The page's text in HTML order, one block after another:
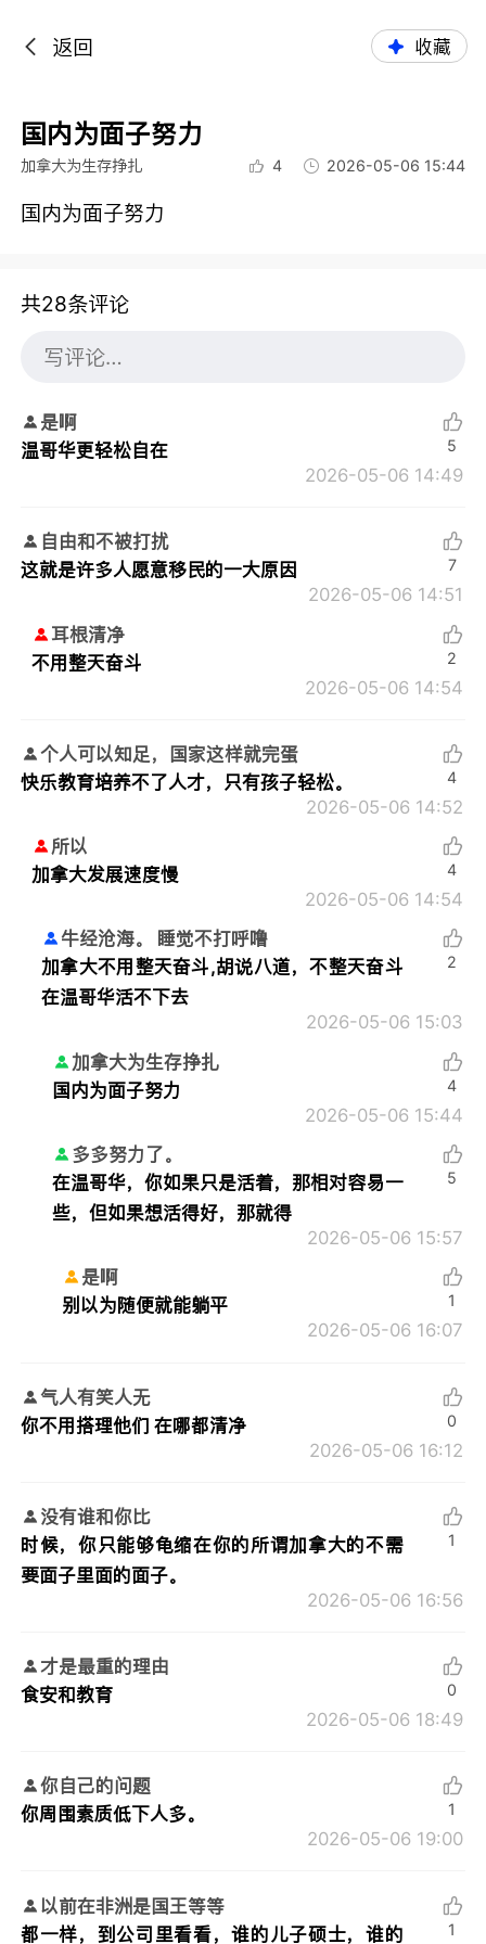
返回 收藏
国内为面子努力
加拿大为生存挣扎 4 2026-05-06 15:44
国内为面子努力
共28条评论
是啊
温哥华更轻松自在
2026-05-06 14:49
5
自由和不被打扰
这就是许多人愿意移民的一大原因
2026-05-06 14:51
7
耳根清净
不用整天奋斗
2026-05-06 14:54
2
个人可以知足，国家这样就完蛋
快乐教育培养不了人才，只有孩子轻松。
2026-05-06 14:52
4
所以
加拿大发展速度慢
2026-05-06 14:54
4
牛经沧海。 睡觉不打呼噜
加拿大不用整天奋斗,胡说八道，不整天奋斗
在温哥华活不下去
2026-05-06 15:03
2
加拿大为生存挣扎
国内为面子努力
2026-05-06 15:44
4
多多努力了。
在温哥华，你如果只是活着，那相对容易一
些，但如果想活得好，那就得
2026-05-06 15:57
5
是啊
别以为随便就能躺平
2026-05-06 16:07
1
气人有笑人无
你不用搭理他们 在哪都清净
2026-05-06 16:12
0
没有谁和你比
时候，你只能够龟缩在你的所谓加拿大的不需
要面子里面的面子。
2026-05-06 16:56
1
才是最重的理由
食安和教育
2026-05-06 18:49
0
你自己的问题
你周围素质低下人多。
2026-05-06 19:00
1
以前在非洲是国王等等
都一样，到公司里看看，谁的儿子硕士，谁的
1